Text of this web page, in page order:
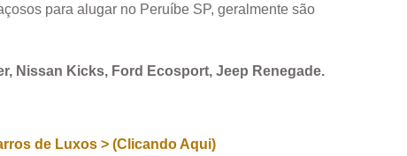
para alugar no Peruíbe SP, geralmente são
Nissan Kicks, Ford Ecosport, Jeep Renegade.
de Luxos > (Clicando Aqui)